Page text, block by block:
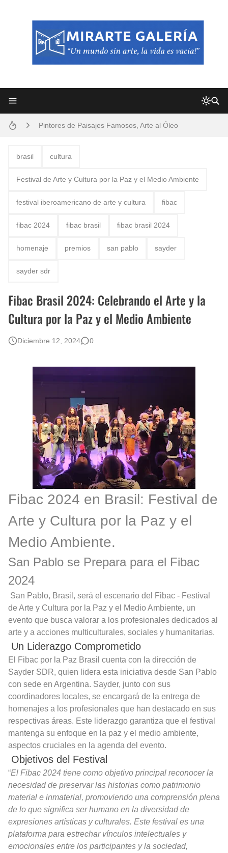
Pintores de Paisajes Famosos, Arte al Óleo
El mundo del arte en pintura surrealista
brasil cultura
Festival de Arte y Cultura por la Paz y el Medio Ambiente
festival iberoamericano de arte y cultura fibac
fibac 2024 fibac brasil fibac brasil 2024
homenaje premios san pablo sayder
sayder sdr
Fibac Brasil 2024: Celebrando el Arte y la
Cultura por la Paz y el Medio Ambiente
Diciembre 12, 2024 0
Fibac 2024 en Brasil: Festival de
Arte y Cultura por la Paz y el
Medio Ambiente.
San Pablo se Prepara para el Fibac
2024
San Pablo, Brasil, será el escenario del Fibac - Festival
de Arte y Cultura por la Paz y el Medio Ambiente, un
evento que busca valorar a los profesionales dedicados al
arte y a acciones multiculturales, sociales y humanitarias.
Un Liderazgo Comprometido
El Fibac por la Paz Brasil cuenta con la dirección de
Sayder SDR, quien lidera esta iniciativa desde San Pablo
con sede en Argentina. Sayder, junto con sus
coordinadores locales, se encargará de la entrega de
homenajes a los profesionales que han destacado en sus
respectivas áreas. Este liderazgo garantiza que el festival
mantenga su enfoque en la paz y el medio ambiente,
aspectos cruciales en la agenda del evento.
Objetivos del Festival
“El Fibac 2024 tiene como objetivo principal reconocer la
necesidad de preservar las historias como patrimonio
material e inmaterial, promoviendo una comprensión plena
de lo que significa ser humano en la diversidad de
expresiones artísticas y culturales. Este festival es una
plataforma para estrechar vínculos intelectuales y
emocionales entre los participantes y la sociedad,